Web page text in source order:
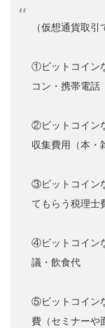
（仮想通貨取
①ビットコイン
コン・携帯電話
②ビットコイン
収集費用（本・
③ビットコイン
てもらう税理士
④ビットコイン
議・飲食代
⑤ビットコイン
費（セミナーや